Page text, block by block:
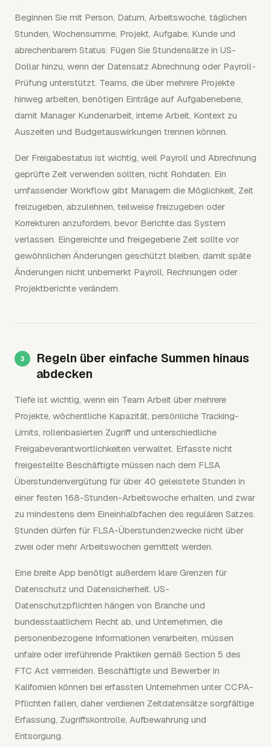
Beginnen Sie mit Person, Datum, Arbeitswoche, täglichen
Stunden, Wochensumme, Projekt, Aufgabe, Kunde und
abrechenbarem Status. Fügen Sie Stundensätze in US-
Dollar hinzu, wenn der Datensatz Abrechnung oder Payroll-
Prüfung unterstützt. Teams, die über mehrere Projekte
hinweg arbeiten, benötigen Einträge auf Aufgabenebene,
damit Manager Kundenarbeit, interne Arbeit, Kontext zu
Auszeiten und Budgetauswirkungen trennen können.
Der Freigabestatus ist wichtig, weil Payroll und Abrechnung
geprüfte Zeit verwenden sollten, nicht Rohdaten. Ein
umfassender Workflow gibt Managern die Möglichkeit, Zeit
freizugeben, abzulehnen, teilweise freizugeben oder
Korrekturen anzufordern, bevor Berichte das System
verlassen. Eingereichte und freigegebene Zeit sollte vor
gewöhnlichen Änderungen geschützt bleiben, damit späte
Änderungen nicht unbemerkt Payroll, Rechnungen oder
Projektberichte verändern.
Regeln über einfache Summen hinaus
abdecken
Tiefe ist wichtig, wenn ein Team Arbeit über mehrere
Projekte, wöchentliche Kapazität, persönliche Tracking-
Limits, rollenbasierten Zugriff und unterschiedliche
Freigabeverantwortlichkeiten verwaltet. Erfasste nicht
freigestellte Beschäftigte müssen nach dem FLSA
Überstundenvergütung für über 40 geleistete Stunden in
einer festen 168-Stunden-Arbeitswoche erhalten, und zwar
zu mindestens dem Eineinhalbfachen des regulären Satzes.
Stunden dürfen für FLSA-Überstundenzwecke nicht über
zwei oder mehr Arbeitswochen gemittelt werden.
Eine breite App benötigt außerdem klare Grenzen für
Datenschutz und Datensicherheit. US-
Datenschutzpflichten hängen von Branche und
bundesstaatlichem Recht ab, und Unternehmen, die
personenbezogene Informationen verarbeiten, müssen
unfaire oder irreführende Praktiken gemäß Section 5 des
FTC Act vermeiden. Beschäftigte und Bewerber in
Kalifornien können bei erfassten Unternehmen unter CCPA-
Pflichten fallen, daher verdienen Zeitdatensätze sorgfältige
Erfassung, Zugriffskontrolle, Aufbewahrung und
Entsorgung.